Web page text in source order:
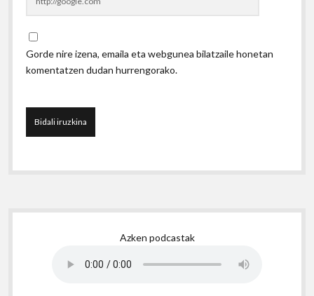
Gorde nire izena, emaila eta webgunea bilatzaile honetan
komentatzen dudan hurrengorako.
Sidebar
Azken podcastak